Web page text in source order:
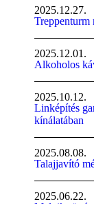
Treppenturm
2025.12.27.
Alkoholos
2025.12.01.
Linképítés
kínálatában
2025.10.12.
Talajjavító
2025.08.08.
2025.06.22.